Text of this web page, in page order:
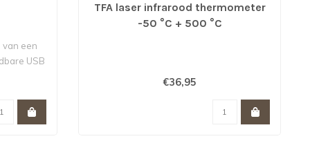
van een
USB
TFA laser infrarood thermometer
-50 °C + 500 °C
€36,95